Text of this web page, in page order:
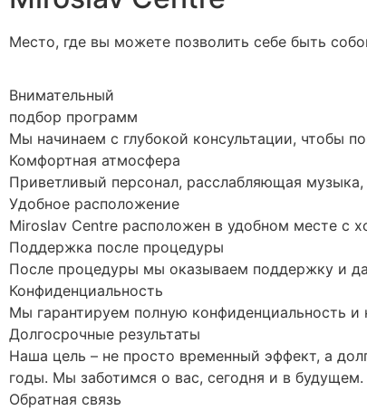
Место, где вы можете позволить себе быть
Внимательный
подбор программ
Мы начинаем с глубокой консультации, чтобы
Комфортная атмосфера
Приветливый персонал, расслабляющая
Удобное расположение
Miroslav Centre расположен в удобном месте с
Поддержка после процедуры
После процедуры мы оказываем поддержку и
Конфиденциальность
Мы гарантируем полную конфиденциальность
Долгосрочные результаты
Наша цель – не просто временный эффект, а
годы. Мы заботимся о вас, сегодня и в будущем.
Обратная связь